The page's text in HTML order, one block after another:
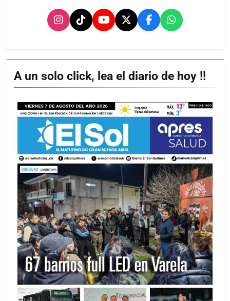
A un solo click, lea el diario de hoy !!